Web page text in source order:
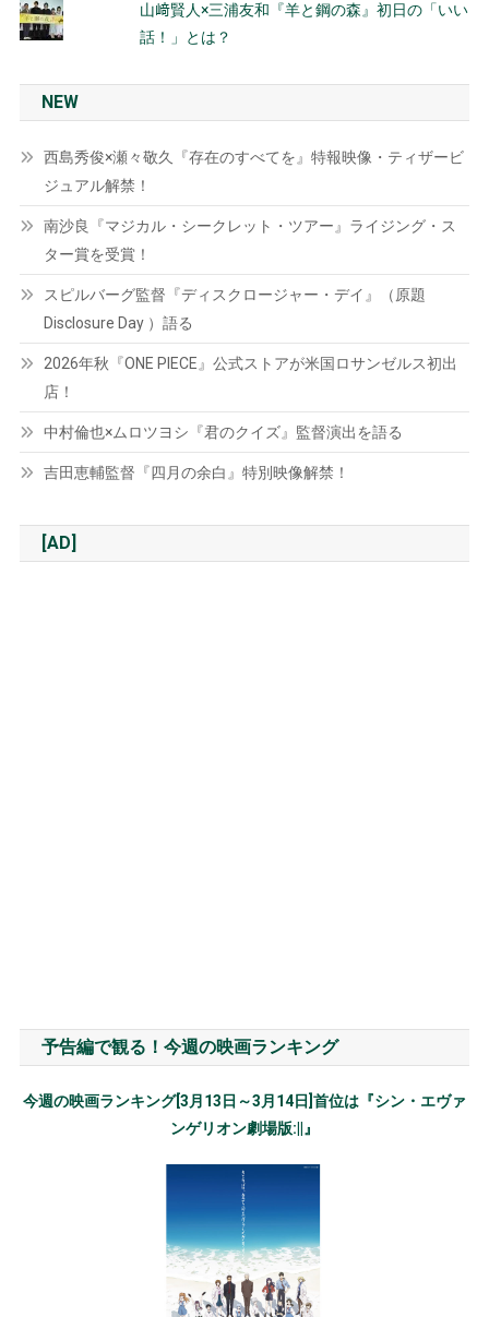
山﨑賢人×三浦友和『羊と鋼の森』初日の「いい
話！」とは？
NEW
西島秀俊×瀬々敬久『存在のすべてを』特報映像・ティザービ
ジュアル解禁！
南沙良『マジカル・シークレット・ツアー』ライジング・ス
ター賞を受賞！
スピルバーグ監督『ディスクロージャー・デイ』（原題
Disclosure Day ）語る
2026年秋『ONE PIECE』公式ストアが米国ロサンゼルス初出
店！
中村倫也×ムロツヨシ『君のクイズ』監督演出を語る
吉田恵輔監督『四月の余白』特別映像解禁！
[AD]
予告編で観る！今週の映画ランキング
今週の映画ランキング[3月13日～3月14日]首位は『シン・エヴァ
ンゲリオン劇場版:||』